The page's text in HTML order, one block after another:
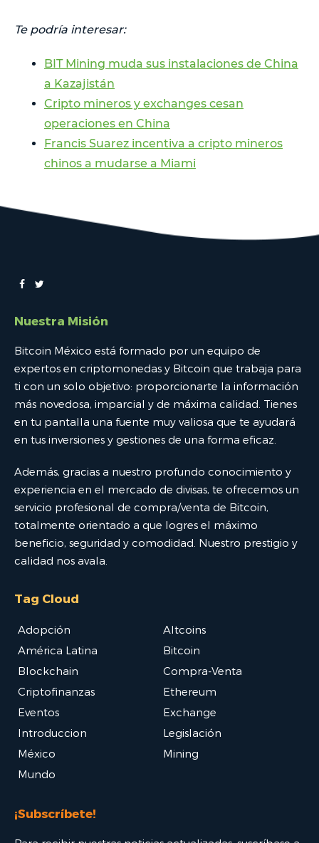
Te podría interesar:
BIT Mining muda sus instalaciones de China
a Kazajistán
Cripto mineros y exchanges cesan
operaciones en China
Francis Suarez incentiva a cripto mineros
chinos a mudarse a Miami
Nuestra Misión
Bitcoin México está formado por un equipo de
expertos en criptomonedas y Bitcoin que trabaja para
ti con un solo objetivo: proporcionarte la información
más novedosa, imparcial y de máxima calidad. Tienes
en tu pantalla una fuente muy valiosa que te ayudará
en tus inversiones y gestiones de una forma eficaz.
Además, gracias a nuestro profundo conocimiento y
experiencia en el mercado de divisas, te ofrecemos un
servicio profesional de compra/venta de Bitcoin,
totalmente orientado a que logres el máximo
beneficio, seguridad y comodidad. Nuestro prestigio y
calidad nos avala.
Tag Cloud
Adopción
Altcoins
América Latina
Bitcoin
Blockchain
Compra-Venta
Criptofinanzas
Ethereum
Eventos
Exchange
Introduccion
Legislación
México
Mining
Mundo
¡Subscríbete!